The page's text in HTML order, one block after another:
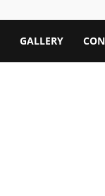
GALLERY